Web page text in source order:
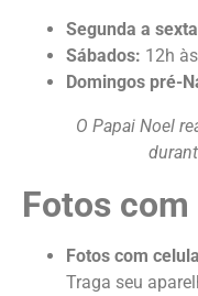
Segunda a
Sábados: 12h
Domingos pré-
O Papai Noel
Fotos
Fotos com
Traga seu